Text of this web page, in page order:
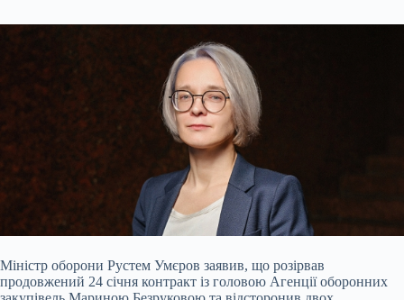
Міністр оборони Рустем Умєров заявив, що розірвав
продовжений 24 січня контракт із головою Агенції оборонних